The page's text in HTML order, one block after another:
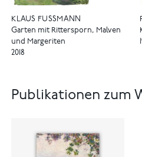
KLAUS FUSSMANN
Garten mit Rittersporn, Malven
und Margeriten
2018
Publikationen zum